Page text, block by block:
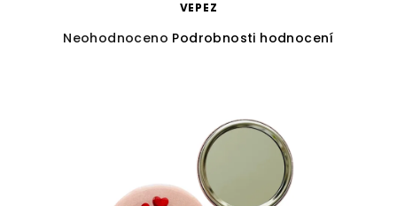
VEPEZ
Průměrné
Neohodnoceno Podrobnosti hodnocení